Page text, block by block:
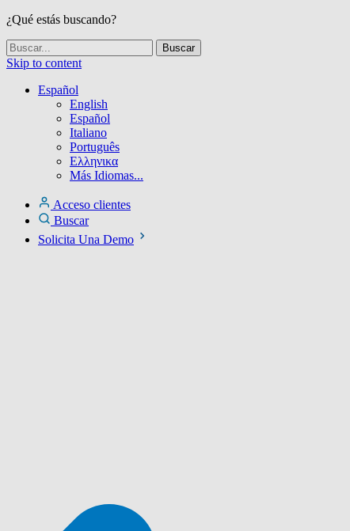
¿Qué estás buscando?
Skip to content
Español
English
Español
Italiano
Português
Ελληνικα
Más Idiomas...
Acceso clientes
Buscar
Solicita Una Demo